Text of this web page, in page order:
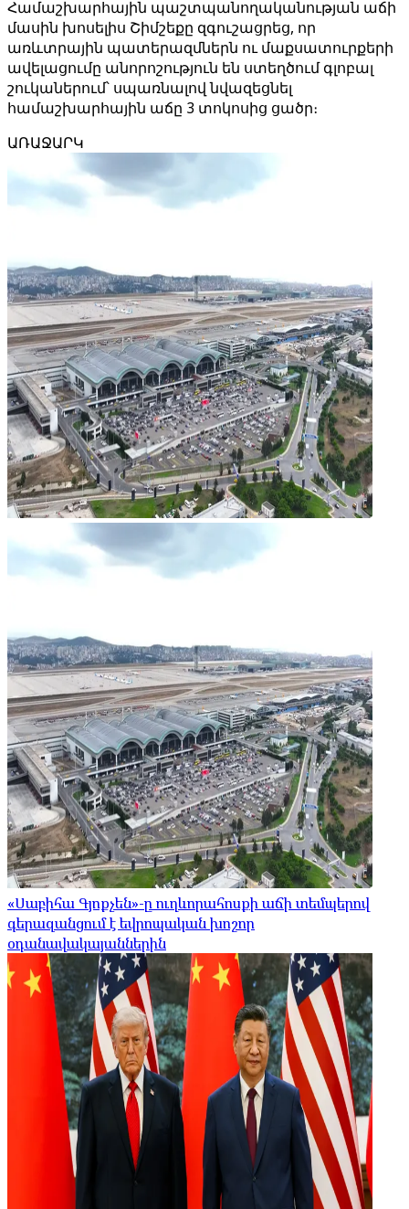
Համաշխարհային պաշտպանողականության աճի
մասին խոսելիս Շիմշեքը զգուշացրեց, որ
առևտրային պատերազմներն ու մաքսատուրքերի
ավելացումը անորոշություն են ստեղծում գլոբալ
շուկաներում՝ սպառնալով նվազեցնել
համաշխարհային աճը 3 տոկոսից ցածր։
ԱՌԱՋԱՐԿ
«Սաբիհա Գյոքչեն»-ը ուղևորահոսքի աճի տեմպերով
գերազանցում է եվրոպական խոշոր
օդանավակայաններին